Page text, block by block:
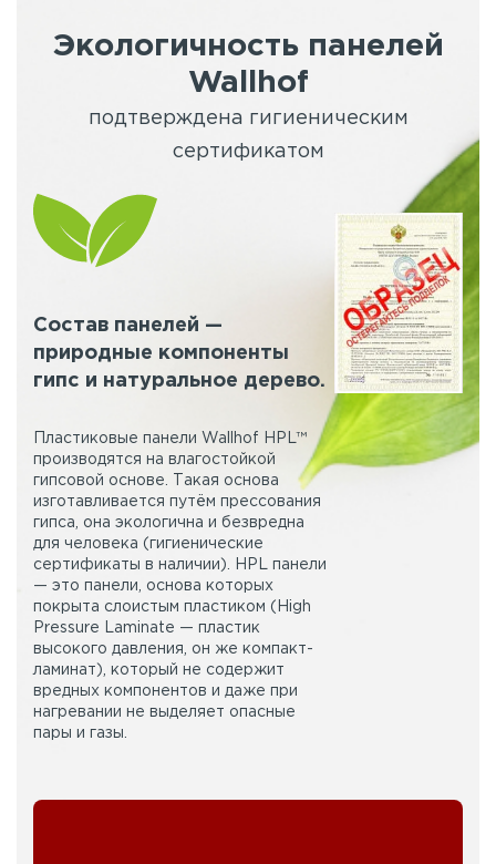
Экологичность панелей
Wallhof
подтверждена гигиеническим
сертификатом
Состав панелей —
природные компоненты
гипс и натуральное дерево.
Пластиковые панели Wallhof HPL™
производятся на влагостойкой
гипсовой основе. Такая основа
изготавливается путём прессования
гипса, она экологична и безвредна
для человека (гигиенические
сертификаты в наличии). HPL панели
— это панели, основа которых
покрыта слоистым пластиком (High
Pressure Laminate — пластик
высокого давления, он же компакт-
ламинат), который не содержит
вредных компонентов и даже при
нагревании не выделяет опасные
пары и газы.